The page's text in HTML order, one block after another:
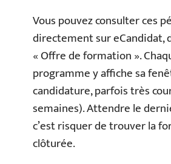
Vous pouvez consulter ces
directement sur eCandidat,
« Offre de formation ».
programme y affiche sa
candidature, parfois très
semaines). Attendre le
c’est risquer de trouver la
clôturée.